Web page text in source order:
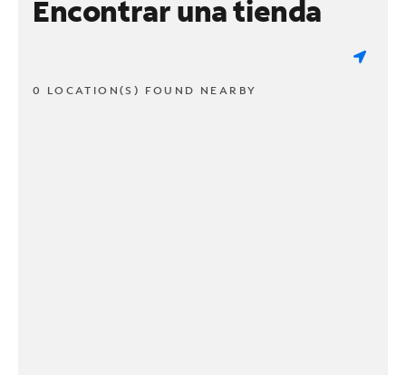
Encontrar una tienda
0 LOCATION(S) FOUND NEARBY